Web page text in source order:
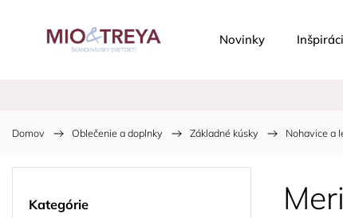
Novinky
Domov / Oblečenie a doplnky / Základné kúsky / Nohavice a
Kategórie